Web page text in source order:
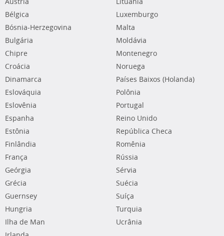
Bélgica
Bósnia-Herzegovina
Bulgária
Chipre
Croácia
Dinamarca
Eslováquia
Eslovênia
Espanha
Estônia
Finlândia
França
Geórgia
Grécia
Guernsey
Hungria
Ilha de Man
Luxemburgo
Malta
Moldávia
Montenegro
Noruega
Países Baixos (Holanda)
Polônia
Portugal
Reino Unido
República Checa
Romênia
Rússia
Sérvia
Suécia
Suíça
Turquia
Ucrânia